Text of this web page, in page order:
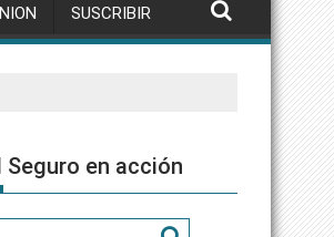
SUSCRIBIR
Seguro en acción